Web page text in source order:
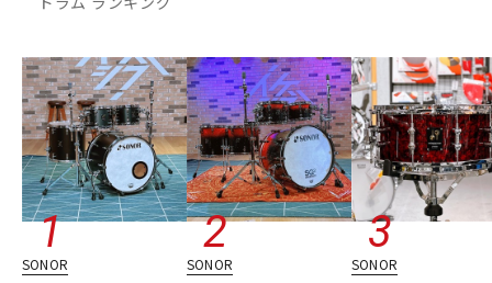
SONOR SONOR SONOR